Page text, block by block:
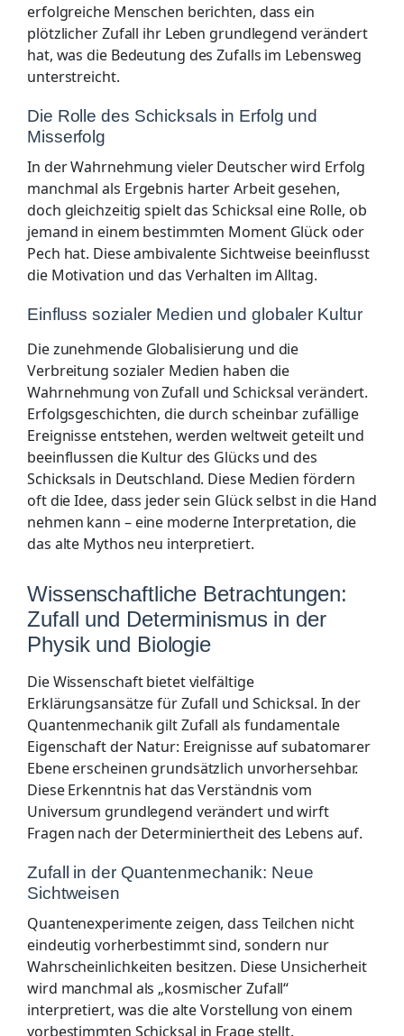
erfolgreiche Menschen berichten, dass ein
plötzlicher Zufall ihr Leben grundlegend verändert
hat, was die Bedeutung des Zufalls im Lebensweg
unterstreicht.
Die Rolle des Schicksals in Erfolg und
Misserfolg
In der Wahrnehmung vieler Deutscher wird Erfolg
manchmal als Ergebnis harter Arbeit gesehen,
doch gleichzeitig spielt das Schicksal eine Rolle, ob
jemand in einem bestimmten Moment Glück oder
Pech hat. Diese ambivalente Sichtweise beeinflusst
die Motivation und das Verhalten im Alltag.
Einfluss sozialer Medien und globaler Kultur
Die zunehmende Globalisierung und die
Verbreitung sozialer Medien haben die
Wahrnehmung von Zufall und Schicksal verändert.
Erfolgsgeschichten, die durch scheinbar zufällige
Ereignisse entstehen, werden weltweit geteilt und
beeinflussen die Kultur des Glücks und des
Schicksals in Deutschland. Diese Medien fördern
oft die Idee, dass jeder sein Glück selbst in die Hand
nehmen kann – eine moderne Interpretation, die
das alte Mythos neu interpretiert.
Wissenschaftliche Betrachtungen:
Zufall und Determinismus in der
Physik und Biologie
Die Wissenschaft bietet vielfältige
Erklärungsansätze für Zufall und Schicksal. In der
Quantenmechanik gilt Zufall als fundamentale
Eigenschaft der Natur: Ereignisse auf subatomarer
Ebene erscheinen grundsätzlich unvorhersehbar.
Diese Erkenntnis hat das Verständnis vom
Universum grundlegend verändert und wirft
Fragen nach der Determiniertheit des Lebens auf.
Zufall in der Quantenmechanik: Neue
Sichtweisen
Quantenexperimente zeigen, dass Teilchen nicht
eindeutig vorherbestimmt sind, sondern nur
Wahrscheinlichkeiten besitzen. Diese Unsicherheit
wird manchmal als „kosmischer Zufall“
interpretiert, was die alte Vorstellung von einem
vorbestimmten Schicksal in Frage stellt.